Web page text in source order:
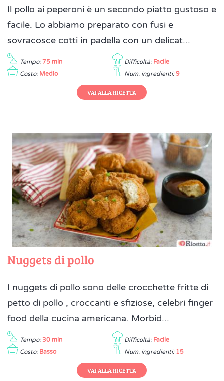
Il pollo ai peperoni è un secondo piatto gustoso e
facile. Lo abbiamo preparato con fusi e
sovracosce cotti in padella con un delicat...
Tempo: 75 min Difficoltà: Facile
Costo: Medio Num. ingredienti: 9
VAI ALLA RICETTA
Nuggets di pollo
I nuggets di pollo sono delle crocchette fritte di
petto di pollo , croccanti e sfiziose, celebri finger
food della cucina americana. Morbid...
Tempo: 30 min Difficoltà: Facile
Costo: Basso Num. ingredienti: 15
VAI ALLA RICETTA